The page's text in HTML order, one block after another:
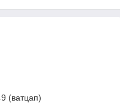
(ватцап)